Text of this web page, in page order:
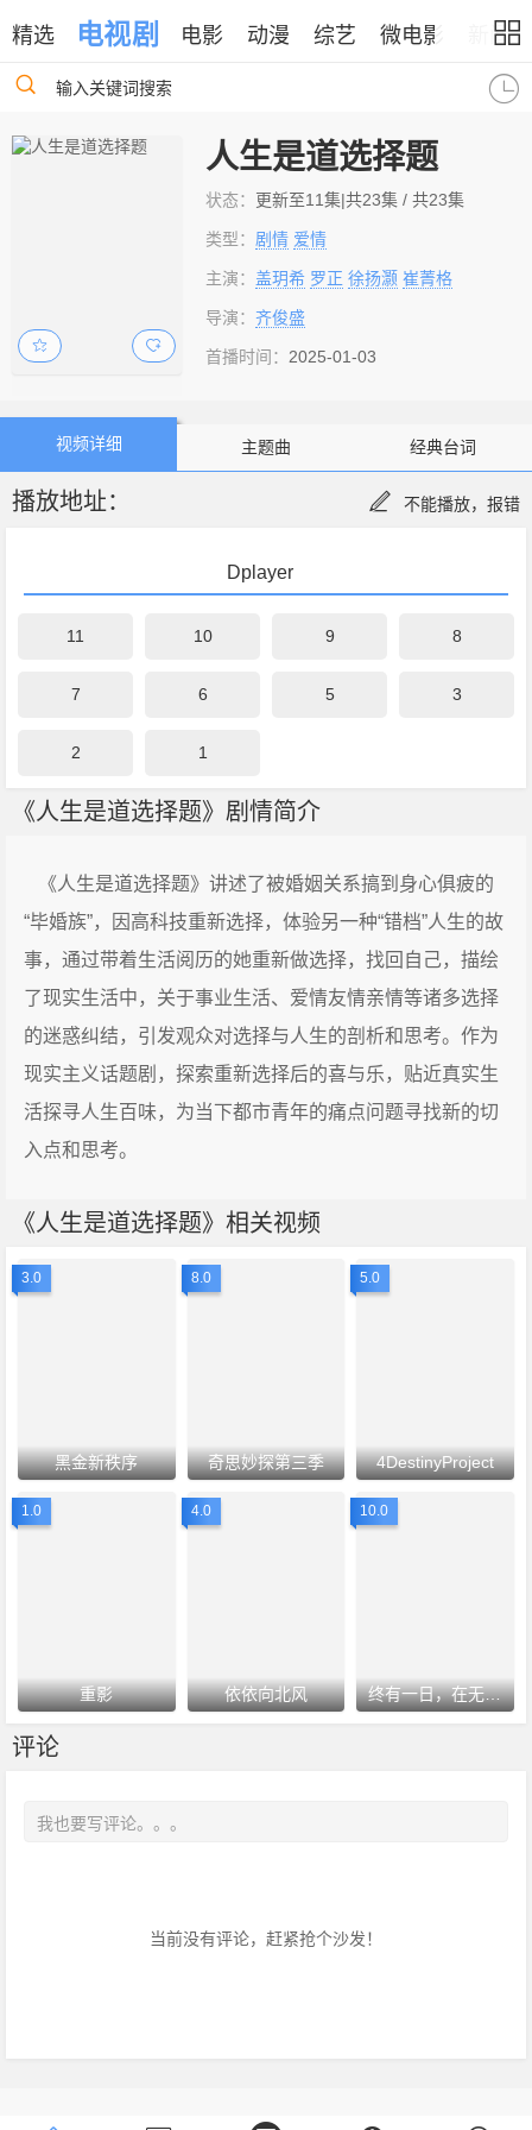
精选 电视剧 电影 动漫 综艺 微电影 新闻
输入关键词搜索
人生是道选择题
状态： 更新至11集|共23集 / 共23集
类型： 剧情 爱情
主演： 盖玥希 罗正 徐扬灏 崔菁格
导演：齐俊盛
首播时间： 2025-01-03
视频详细 主题曲 经典台词
播放地址： 不能播放，报错
Dplayer
11 10 9 8
7 6 5 3
2 1
《人生是道选择题》剧情简介
《人生是道选择题》讲述了被婚姻关系搞到身心俱疲的
“毕婚族”，因高科技重新选择，体验另一种“错档”人生的故
事，通过带着生活阅历的她重新做选择，找回自己，描绘
了现实生活中，关于事业生活、爱情友情亲情等诸多选择
的迷惑纠结，引发观众对选择与人生的剖析和思考。作为
现实主义话题剧，探索重新选择后的喜与乐，贴近真实生
活探寻人生百味，为当下都市青年的痛点问题寻找新的切
入点和思考。
《人生是道选择题》相关视频
3.0
黑金新秩序
8.0
奇思妙探第三季
5.0
4DestinyProject
1.0
重影
4.0
依依向北风
10.0
终有一日，在无重力的宇宙中
评论
当前没有评论，赶紧抢个沙发！
Copyright © 2016-2018 www.ZanPianCms.Com .All Rights